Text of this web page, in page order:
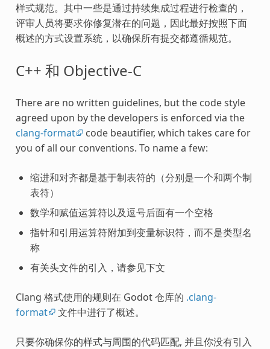
样式规范。其中一些是通过持续集成过程进行检查的，
评审人员将要求你修复潜在的问题，因此最好按照下面
概述的方式设置系统，以确保所有提交都遵循规范。
C++ 和 Objective-C
There are no written guidelines, but the code style
agreed upon by the developers is enforced via the
clang-format code beautifier, which takes care for
you of all our conventions. To name a few:
缩进和对齐都是基于制表符的（分别是一个和两个制
表符）
数学和赋值运算符以及逗号后面有一个空格
指针和引用运算符附加到变量标识符，而不是类型名
称
有关头文件的引入，请参见下文
Clang 格式使用的规则在 Godot 仓库的 .clang-
format 文件中进行了概述。
只要你确保你的样式与周围的代码匹配, 并且你没有引入